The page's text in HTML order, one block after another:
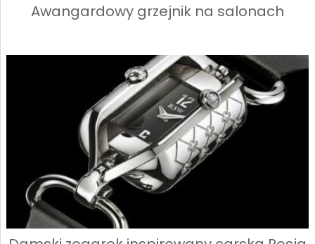
Awangardowy grzejnik na salonach